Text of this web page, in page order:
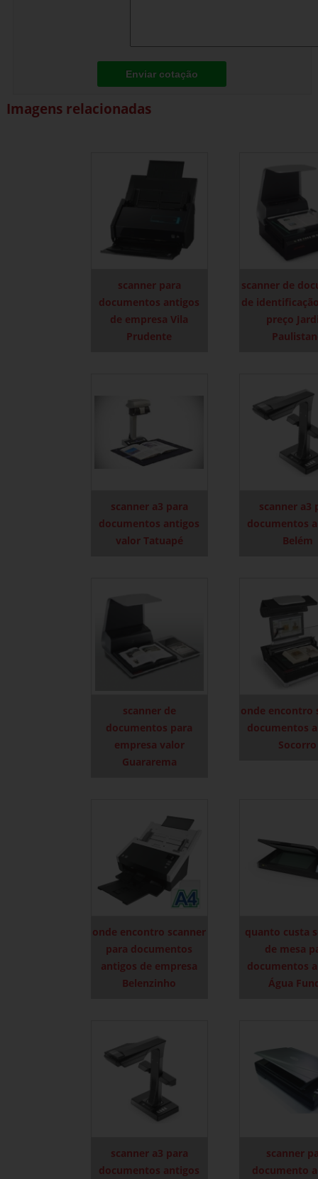
Enviar cotação
Imagens relacionadas
scanner para
documentos antigos
de empresa Vila
Prudente
scanner de
de
preço
scanner a3 para
documentos antigos
valor Tatuapé
scanner a3
documentos
Belém
scanner de
documentos para
empresa valor
Guararema
onde encontro
documentos
Socorro
onde encontro scanner
para documentos
antigos de empresa
Belenzinho
quanto custa
de mesa
documentos
Água
scanner a3 para
documentos antigos
scanner
documento